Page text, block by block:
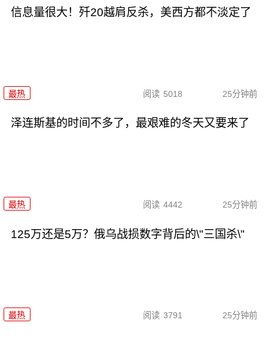
信息量很大！歼20越肩反杀，美西方都不淡定了
最热 阅读 5018 25分钟前
泽连斯基的时间不多了，最艰难的冬天又要来了
最热 阅读 4442 25分钟前
125万还是5万？俄乌战损数字背后的\"三国杀\"
最热 阅读 3791 25分钟前